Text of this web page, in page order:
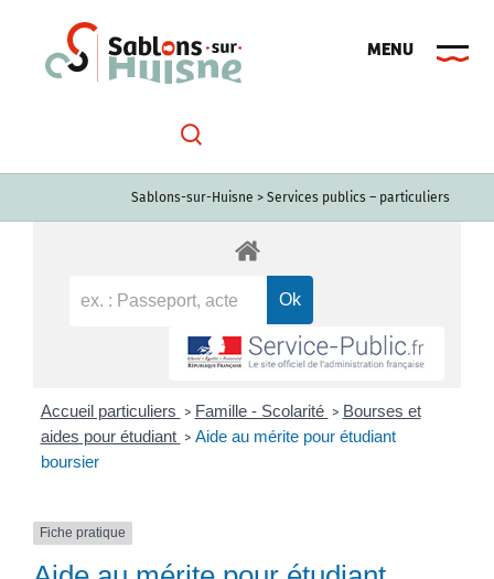
Sablons-sur-Huisne > Services publics – particuliers
Accueil particuliers > Famille - Scolarité > Bourses et
aides pour étudiant > Aide au mérite pour étudiant
boursier
Fiche pratique